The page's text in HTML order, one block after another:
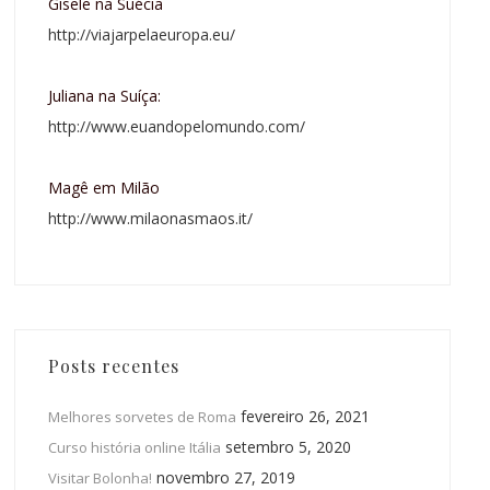
http://viajarpelaeuropa.eu/
Juliana na Suíça:
http://www.euandopelomundo.com/
Magê em Milão
http://www.milaonasmaos.it/
Posts recentes
Melhores sorvetes de Roma fevereiro 26, 2021
Curso história online Itália setembro 5, 2020
Visitar Bolonha! novembro 27, 2019